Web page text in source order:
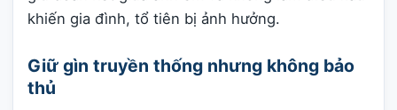
khiến gia đình, tổ tiên bị ảnh hưởng.
Giữ gìn truyền thống nhưng không bảo
thủ